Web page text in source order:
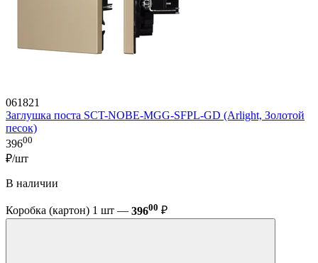
061821
Заглушка поста SCT-NOBE-MGG-SFPL-GD (Arlight, Золотой
песок)
39600
₽/шт
В наличии
Коробка (картон) 1 шт — 39600 ₽